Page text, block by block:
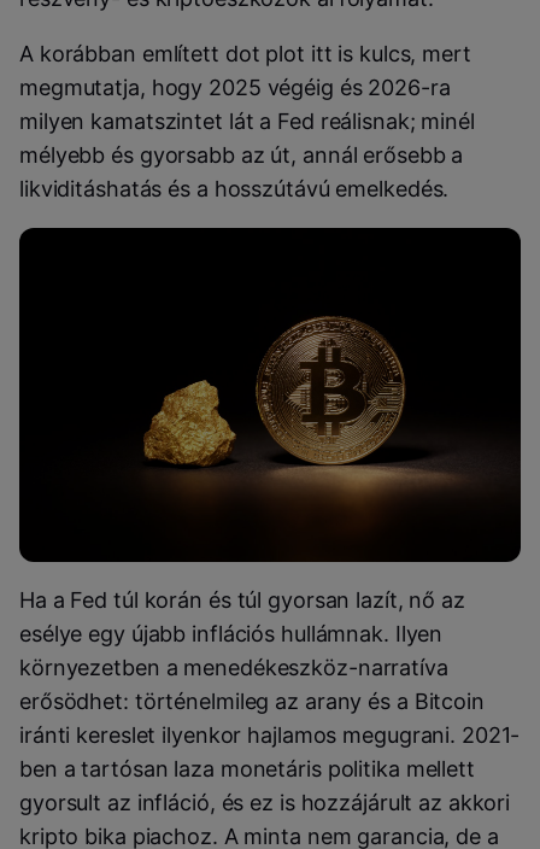
A korábban említett dot plot itt is kulcs, mert
megmutatja, hogy 2025 végéig és 2026-ra
milyen kamatszintet lát a Fed reálisnak; minél
mélyebb és gyorsabb az út, annál erősebb a
likviditáshatás és a hosszútávú emelkedés.
Ha a Fed túl korán és túl gyorsan lazít, nő az
esélye egy újabb inflációs hullámnak. Ilyen
környezetben a menedékeszköz-narratíva
erősödhet: történelmileg az arany és a Bitcoin
iránti kereslet ilyenkor hajlamos megugrani. 2021-
ben a tartósan laza monetáris politika mellett
gyorsult az infláció, és ez is hozzájárult az akkori
kripto bika piachoz. A minta nem garancia, de a